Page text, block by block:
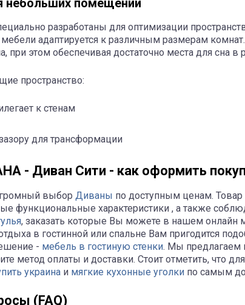
небольших помещений
разработаны для оптимизации
мебели адаптируется к различным размерам
при этом обеспечивая достаточно места для сна
пространство:
к стенам
для трансформации
Диван Сити - как оформить
выбор Диваны по доступным ценам.
функциональные характеристики , а также
, заказать которые Вы можете в нашем онлайн
в гостинной или спальне Вам пригодится
- мебель в гостиную стенки. Мы предлагаем
метод оплаты и доставки. Стоит отметить, что
украина и мягкие кухонные уголки по самым
(FAQ)